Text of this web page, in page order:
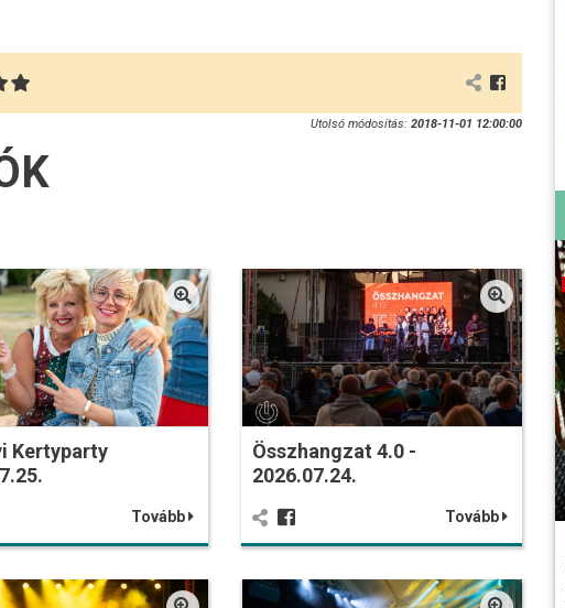
Utolsó módosítás: 2018-11-01 12:00:00
Kertyparty
Tovább
Összhangzat 4.0 -
2026.07.24.
Tovább